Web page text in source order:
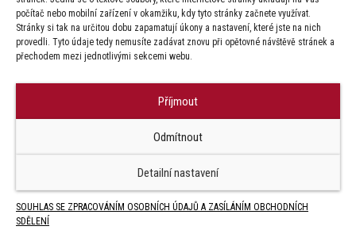
počítač nebo mobilní zařízení v okamžiku, kdy tyto stránky začnete využívat.
Stránky si tak na určitou dobu zapamatují úkony a nastavení, které jste na nich
provedli. Tyto údaje tedy nemusíte zadávat znovu při opětovné návštěvě stránek a
přechodem mezi jednotlivými sekcemi webu.
Příjmout
Odmítnout
Detailní nastavení
SOUHLAS SE ZPRACOVÁNÍM OSOBNÍCH ÚDAJŮ A ZASÍLÁNÍM OBCHODNÍCH
SDĚLENÍ
Za publikovaný obsah odpovídají jednotliví autoři.
Factory s.r.o. zapovězeno.